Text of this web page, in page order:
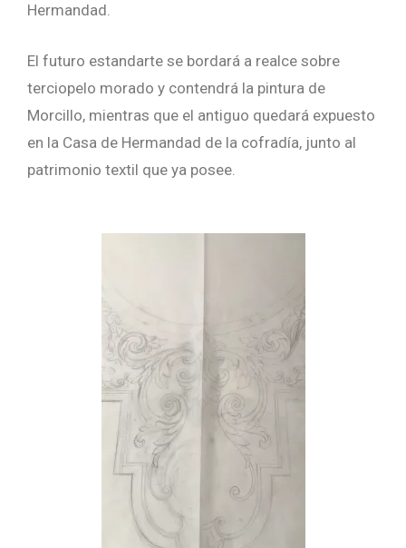
Hermandad.
El futuro estandarte se bordará a realce sobre
terciopelo morado y contendrá la pintura de
Morcillo, mientras que el antiguo quedará expuesto
en la Casa de Hermandad de la cofradía, junto al
patrimonio textil que ya posee.